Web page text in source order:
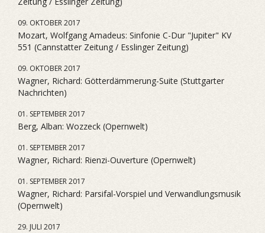
09. OKTOBER 2017
Mozart, Wolfgang Amadeus: Sinfonie C-Dur "Jupiter" KV
551 (Cannstatter Zeitung / Esslinger Zeitung)
09. OKTOBER 2017
Wagner, Richard: Götterdämmerung-Suite (Stuttgarter
Nachrichten)
01. SEPTEMBER 2017
Berg, Alban: Wozzeck (Opernwelt)
01. SEPTEMBER 2017
Wagner, Richard: Rienzi-Ouverture (Opernwelt)
01. SEPTEMBER 2017
Wagner, Richard: Parsifal-Vorspiel und Verwandlungsmusik
(Opernwelt)
29. JULI 2017